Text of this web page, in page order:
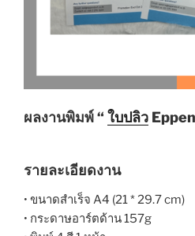
ผลงานพิมพ์ “ ใบปลิว
รายละเอียดงาน
• ขนาดสำเร็จ A4 (21 * 29.7 cm)
• กระดาษอาร์ตด้าน 157g